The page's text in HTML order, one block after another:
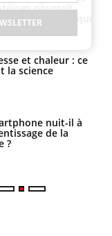
pourrait
être bénéfique
et chaleur : ce
la science
nuit-il à
de la
?